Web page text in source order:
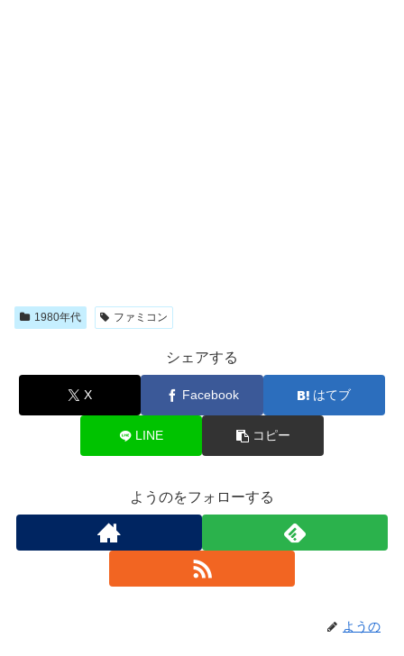
1980年代 ファミコン
シェアする
X Facebook はてブ
LINE コピー
ようのをフォローする
ようの